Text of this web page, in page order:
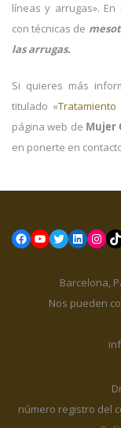
líneas y arrugas».
con técnicas de
las arrugas.
Si quieres más
titulado «
página web de Mujer
en ponerte en
Facebook
YouTube
Twitter
LinkedIn
Barcelona,
Nos pueden
número registro del